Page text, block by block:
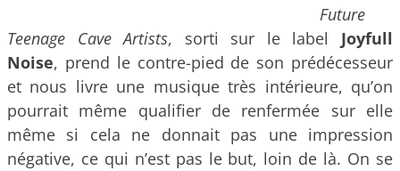
Future
Teenage Cave Artists, sorti sur le label Joyfull
Noise, prend le contre-pied de son prédécesseur
et nous livre une musique très intérieure, qu’on
pourrait même qualifier de renfermée sur elle
même si cela ne donnait pas une impression
négative, ce qui n’est pas le but, loin de là. On se